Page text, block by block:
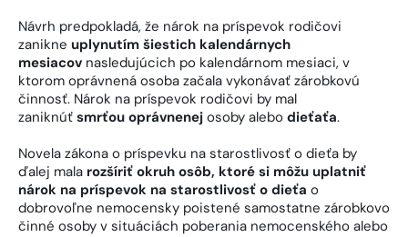
Návrh predpokladá, že nárok na príspevok rodičovi
zanikne uplynutím šiestich kalendárnych
mesiacov nasledujúcich po kalendárnom mesiaci, v
ktorom oprávnená osoba začala vykonávať zárobkovú
činnosť. Nárok na príspevok rodičovi by mal
zaniknúť smrťou oprávnenej osoby alebo dieťaťa.
Novela zákona o príspevku na starostlivosť o dieťa by
ďalej mala rozšíriť okruh osôb, ktoré si môžu uplatniť
nárok na príspevok na starostlivosť o dieťa o
dobrovoľne nemocensky poistené samostatne zárobkovo
činné osoby v situáciách poberania nemocenského alebo